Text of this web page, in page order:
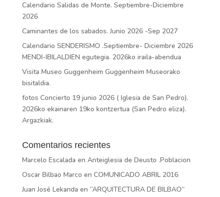
Calendario Salidas de Monte. Septiembre-Diciembre
2026
Caminantes de los sabados. Junio 2026 -Sep 2027
Calendario SENDERISMO .Septiembre- Diciembre 2026
MENDI-IBILALDIEN egutegia. 2026ko iraila-abendua
Visita Museo Guggenheim Guggenheim Museorako
bisitaldia.
fotos Concierto 19 junio 2026 ( Iglesia de San Pedro).
2026ko ekainaren 19ko kontzertua (San Pedro eliza).
Argazkiak.
Comentarios recientes
Marcelo Escalada en Anteiglesia de Deusto .Poblacion
Oscar Bilbao Marco en COMUNICADO ABRIL 2016
Juan José Lekanda en “ARQUITECTURA DE BILBAO”